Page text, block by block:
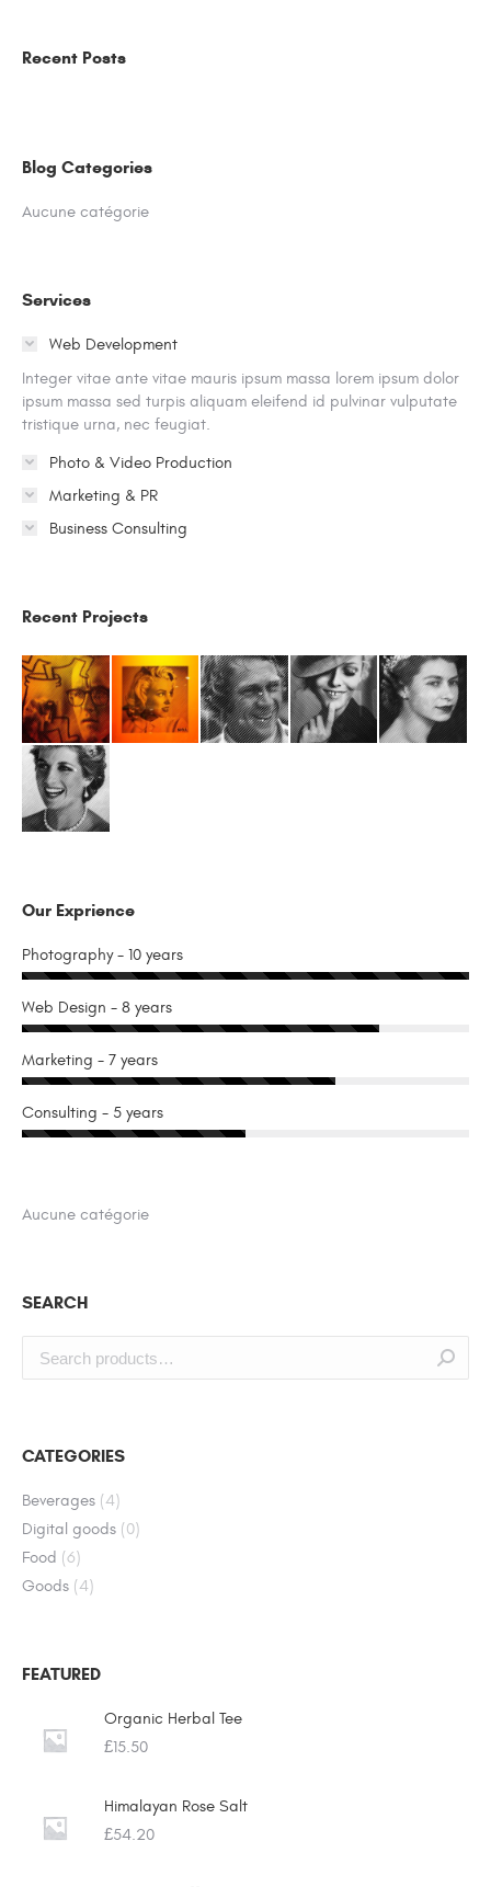
Recent Posts
Blog Categories
Aucune catégorie
Services
Web Development
Integer vitae ante vitae mauris ipsum massa lorem ipsum dolor
ipsum massa sed turpis aliquam eleifend id pulvinar vulputate
tristique urna, nec feugiat.
Photo & Video Production
Marketing & PR
Business Consulting
Recent Projects
Our Exprience
Photography - 10 years
Web Design - 8 years
Marketing - 7 years
Consulting - 5 years
Aucune catégorie
SEARCH
CATEGORIES
Beverages (4)
Digital goods (0)
Food (6)
Goods (4)
FEATURED
Organic Herbal Tee
£15.50
Himalayan Rose Salt
£54.20